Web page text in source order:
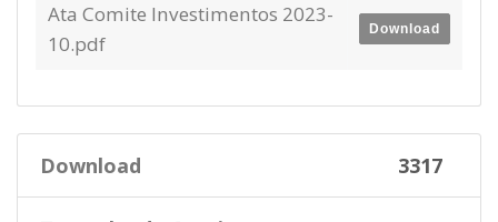
Ata Comite Investimentos 2023-
10.pdf
Download
Download 3317